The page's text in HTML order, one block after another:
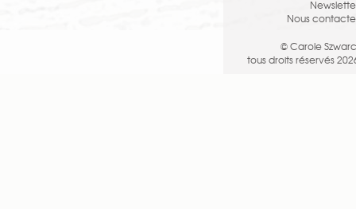
Nous
© Carole
tous droits réservés